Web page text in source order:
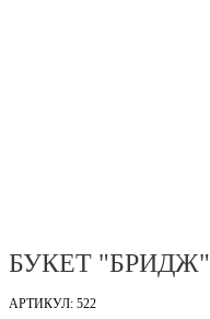
БУКЕТ "БРИДЖ"
АРТИКУЛ: 522